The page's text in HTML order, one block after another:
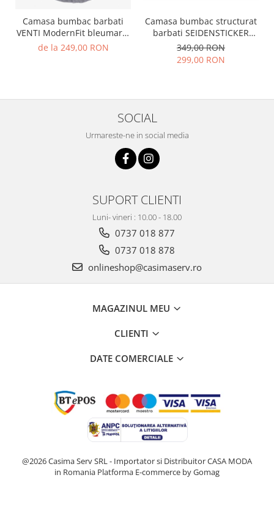
Camasa bumbac barbati
VENTI ModernFit bleumarin
patratele
de la 249,00 RON
Camasa bumbac structurat
barbati SEIDENSTICKER
Slim rosu patratele
349,00 RON
299,00 RON
SOCIAL
Urmareste-ne in social media
SUPORT CLIENTI
Luni- vineri : 10.00 - 18.00
0737 018 877
0737 018 878
onlineshop@casimaserv.ro
MAGAZINUL MEU
CLIENTI
DATE COMERCIALE
@2026 Casima Serv SRL - Importator si Distribuitor CASA MODA
in Romania Platforma E-commerce by Gomag